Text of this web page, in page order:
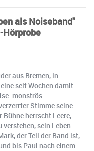
als Noiseband"
Hörprobe
aus Bremen, in
seit Wochen damit
monströs
Stimme seine
herrscht Leere,
sein Leben
der Teil der Band ist,
bis Paul nach einem